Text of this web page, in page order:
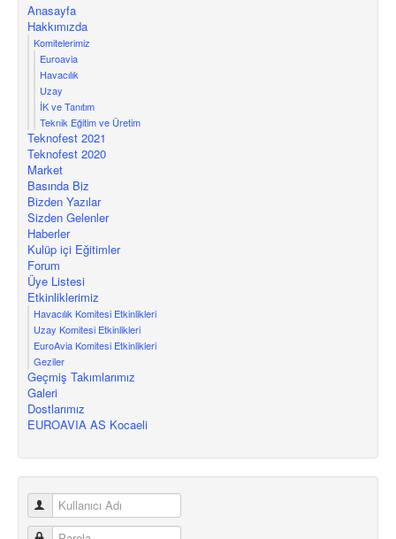
Anasayfa
Hakkımızda
Komitelerimiz
Euroavia
Havacılık
Uzay
İK ve Tanıtım
Teknik Eğitim ve Üretim
Teknofest 2021
Teknofest 2020
Market
Basında Biz
Bizden Yazılar
Sizden Gelenler
Haberler
Kulüp içi Eğitimler
Forum
Üye Listesi
Etkinliklerimiz
Havacılık Komitesi Etkinlikleri
Uzay Komitesi Etkinlikleri
EuroAvia Komitesi Etkinlikleri
Geziler
Geçmiş Takımlarımız
Galeri
Dostlarımız
EUROAVIA AS Kocaeli